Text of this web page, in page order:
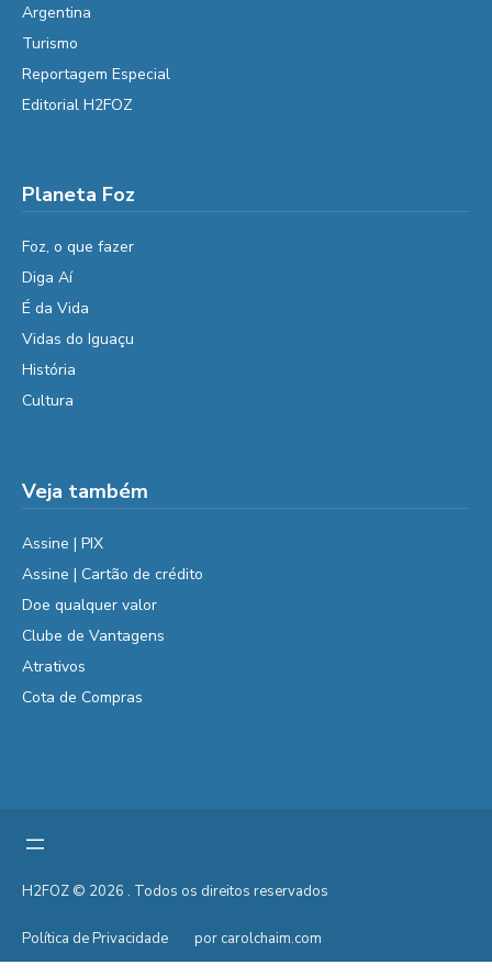
Argentina
Turismo
Reportagem Especial
Editorial H2FOZ
Planeta Foz
Foz, o que fazer
Diga Aí
É da Vida
Vidas do Iguaçu
História
Cultura
Veja também
Assine | PIX
Assine | Cartão de crédito
Doe qualquer valor
Clube de Vantagens
Atrativos
Cota de Compras
H2FOZ © 2026 . Todos os direitos reservados
Política de Privacidade por carolchaim.com